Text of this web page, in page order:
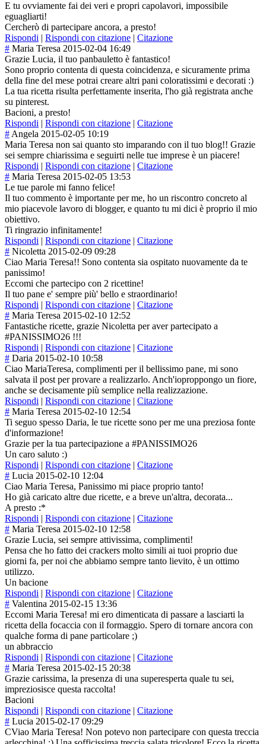
E tu ovviamente fai dei veri e propri capolavori, impossibile
eguagliarti!
Cercherò di partecipare ancora, a presto!
Rispondi | Rispondi con citazione | Citazione
# Maria Teresa 2015-02-04 16:49
Grazie Lucia, il tuo panbauletto è fantastico!
Sono proprio contenta di questa coincidenza, e sicuramente prima
della fine del mese potrai creare altri pani coloratissimi e decorati :)
La tua ricetta risulta perfettamente inserita, l'ho già registrata anche
su pinterest.
Bacioni, a presto!
Rispondi | Rispondi con citazione | Citazione
# Angela 2015-02-05 10:19
Maria Teresa non sai quanto sto imparando con il tuo blog!! Grazie
sei sempre chiarissima e seguirti nelle tue imprese è un piacere!
Rispondi | Rispondi con citazione | Citazione
# Maria Teresa 2015-02-05 13:53
Le tue parole mi fanno felice!
Il tuo commento è importante per me, ho un riscontro concreto al
mio piacevole lavoro di blogger, e quanto tu mi dici è proprio il mio
obiettivo.
Ti ringrazio infinitamente!
Rispondi | Rispondi con citazione | Citazione
# Nicoletta 2015-02-09 09:28
Ciao Maria Teresa!! Sono contenta sia ospitato nuovamente da te
panissimo!
Eccomi che partecipo con 2 ricettine!
Il tuo pane e' sempre più' bello e straordinario!
Rispondi | Rispondi con citazione | Citazione
# Maria Teresa 2015-02-10 12:52
Fantastiche ricette, grazie Nicoletta per aver partecipato a
#PANISSIMO26 !!!
Rispondi | Rispondi con citazione | Citazione
# Daria 2015-02-10 10:58
Ciao MariaTeresa, complimenti per il bellissimo pane, mi sono
salvata il post per provare a realizzarlo. Anch'ioproppongo un fiore,
anche se decisamente più semplice nella realizzazione.
Rispondi | Rispondi con citazione | Citazione
# Maria Teresa 2015-02-10 12:54
Ti seguo spesso Daria, le tue ricette sono per me una preziosa fonte
d'informazione!
Grazie per la tua partecipazione a #PANISSIMO26
Un caro saluto :)
Rispondi | Rispondi con citazione | Citazione
# Lucia 2015-02-10 12:04
Ciao Maria Teresa, Panissimo mi piace proprio tanto!
Ho già caricato altre due ricette, e a breve un'altra, decorata...
A presto :*
Rispondi | Rispondi con citazione | Citazione
# Maria Teresa 2015-02-10 12:58
Grazie Lucia, sei sempre attivissima, complimenti!
Pensa che ho fatto dei crackers molto simili ai tuoi proprio due
giorni fa, per noi che abbiamo sempre tanto lievito, è un ottimo
utilizzo.
Un bacione
Rispondi | Rispondi con citazione | Citazione
# Valentina 2015-02-15 13:36
Eccomi Maria Teresa! mi ero dimenticata di passare a lasciarti la
ricetta della focaccia con il formaggio. Spero di tornare ancora con
qualche forma di pane particolare ;)
un abbraccio
Rispondi | Rispondi con citazione | Citazione
# Maria Teresa 2015-02-15 20:38
Grazie carissima, la presenza di una superesperta quale tu sei,
impreziosisce questa raccolta!
Bacioni
Rispondi | Rispondi con citazione | Citazione
# Lucia 2015-02-17 09:29
CViao Maria Teresa! Non potevo non partecipare con questa treccia